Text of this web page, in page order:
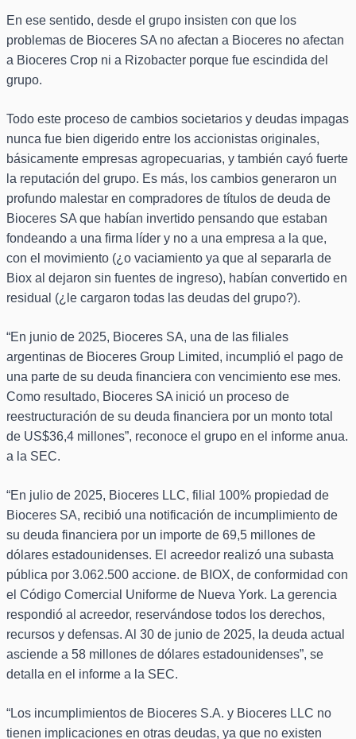
En ese sentido, desde el grupo insisten con que los
problemas de Bioceres SA no afectan a Bioceres no afectan
a Bioceres Crop ni a Rizobacter porque fue escindida del
grupo.
Todo este proceso de cambios societarios y deudas impagas
nunca fue bien digerido entre los accionistas originales,
básicamente empresas agropecuarias, y también cayó fuerte
la reputación del grupo. Es más, los cambios generaron un
profundo malestar en compradores de títulos de deuda de
Bioceres SA que habían invertido pensando que estaban
fondeando a una firma líder y no a una empresa a la que,
con el movimiento (¿o vaciamiento ya que al separarla de
Biox al dejaron sin fuentes de ingreso), habían convertido en
residual (¿le cargaron todas las deudas del grupo?).
“En junio de 2025, Bioceres SA, una de las filiales
argentinas de Bioceres Group Limited, incumplió el pago de
una parte de su deuda financiera con vencimiento ese mes.
Como resultado, Bioceres SA inició un proceso de
reestructuración de su deuda financiera por un monto total
de US$36,4 millones”, reconoce el grupo en el informe anua.
a la SEC.
“En julio de 2025, Bioceres LLC, filial 100% propiedad de
Bioceres SA, recibió una notificación de incumplimiento de
su deuda financiera por un importe de 69,5 millones de
dólares estadounidenses. El acreedor realizó una subasta
pública por 3.062.500 accione. de BIOX, de conformidad con
el Código Comercial Uniforme de Nueva York. La gerencia
respondió al acreedor, reservándose todos los derechos,
recursos y defensas. Al 30 de junio de 2025, la deuda actual
asciende a 58 millones de dólares estadounidenses”, se
detalla en el informe a la SEC.
“Los incumplimientos de Bioceres S.A. y Bioceres LLC no
tienen implicaciones en otras deudas, ya que no existen